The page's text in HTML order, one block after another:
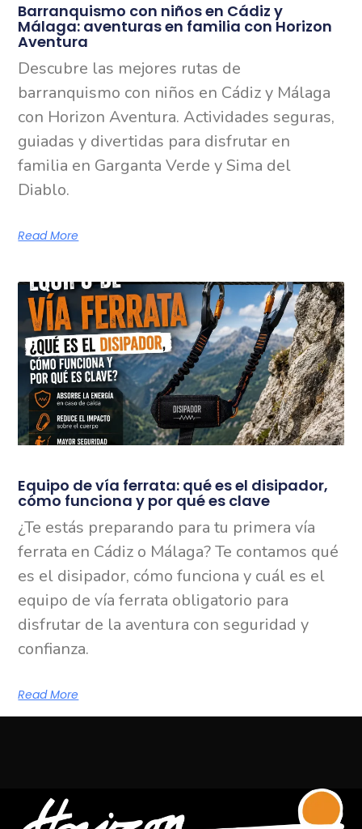
Barranquismo con niños en Cádiz y
Málaga: aventuras en familia con Horizon
Aventura
Descubre las mejores rutas de
barranquismo con niños en Cádiz y Málaga
con Horizon Aventura. Actividades seguras,
guiadas y divertidas para disfrutar en
familia en Garganta Verde y Sima del
Diablo.
Read More
Equipo de vía ferrata: qué es el disipador,
cómo funciona y por qué es clave
¿Te estás preparando para tu primera vía
ferrata en Cádiz o Málaga? Te contamos qué
es el disipador, cómo funciona y cuál es el
equipo de vía ferrata obligatorio para
disfrutar de la aventura con seguridad y
confianza.
Read More